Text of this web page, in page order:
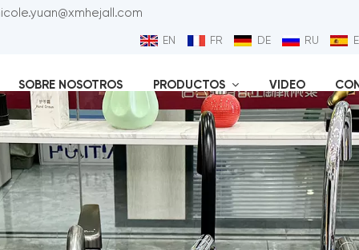
EN FR DE RU
SOBRE NOSOTROS PRODUCTOS VIDEO